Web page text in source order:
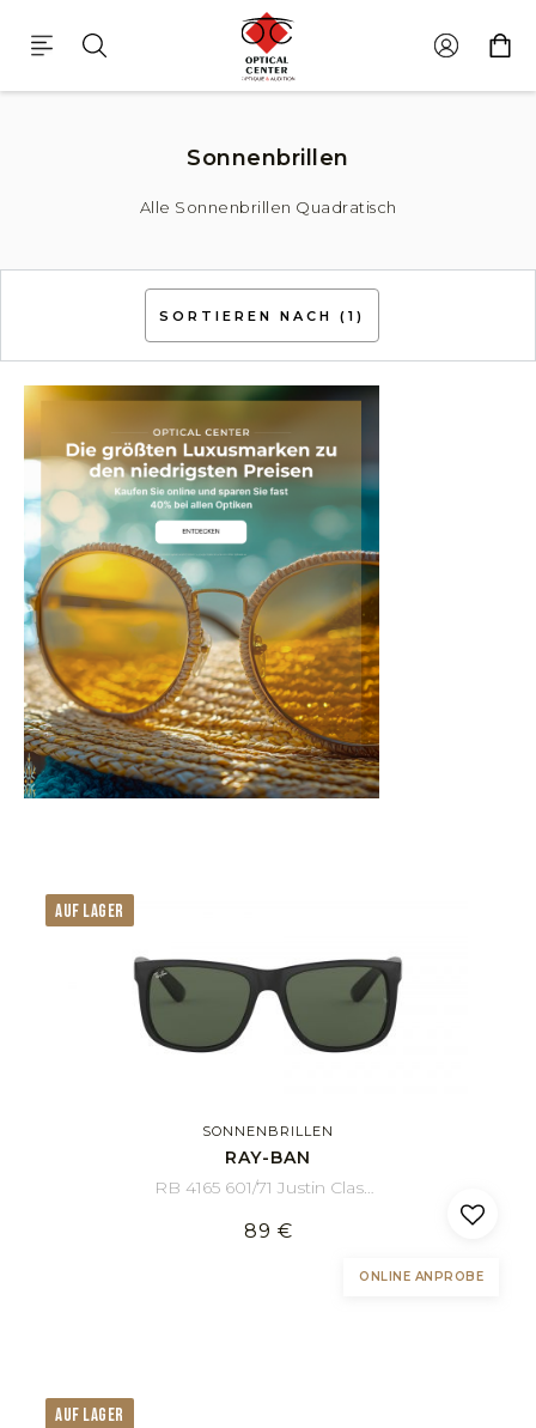
Sonnenbrillen Quadratisch
Sonnenbrillen
Alle Sonnenbrillen Quadratisch
SORTIEREN NACH (1)
AUF LAGER
SONNENBRILLEN
RAY-BAN
RB 4165 601/71 Justin Classic 55/16
89 €
ONLINE ANPROBE
AUF LAGER